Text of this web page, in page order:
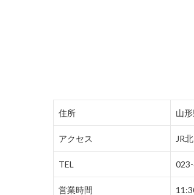
住所 山
アクセス JR
TEL
営業時間